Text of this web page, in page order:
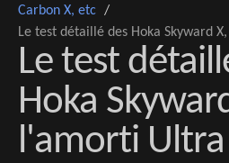
Carbon X, etc /
Le test détaillé des Hoka Skyward
Le test
Hoka
l'amorti